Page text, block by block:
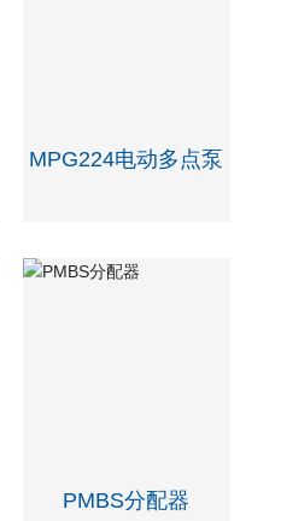
MPG224电动多点泵
PMBS分配器